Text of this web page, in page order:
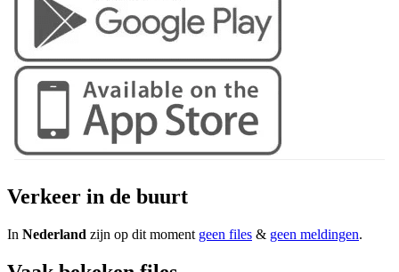
Verkeer in de buurt
In Nederland zijn op dit moment geen files & geen meldingen.